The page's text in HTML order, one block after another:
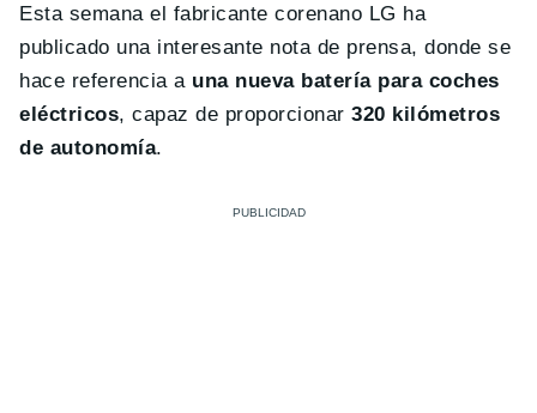
Esta semana el fabricante corenano LG ha
publicado una interesante nota de prensa, donde se
hace referencia a una nueva batería para coches
eléctricos, capaz de proporcionar320 kilómetros
de autonomía.